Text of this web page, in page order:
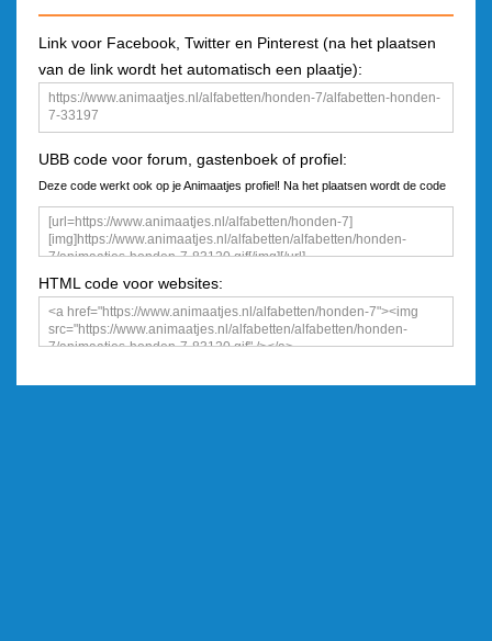
Link voor Facebook, Twitter en Pinterest (na het plaatsen
van de link wordt het automatisch een plaatje):
UBB code voor forum, gastenboek of profiel:
Deze code werkt ook op je Animaatjes profiel! Na het plaatsen wordt de code
een plaatje
HTML code voor websites: